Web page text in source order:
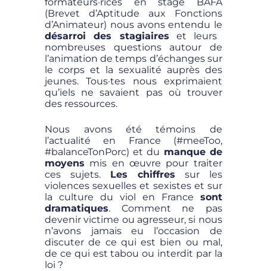
(Brevet d’Aptitude aux Fonctions
d’Animateur) nous avons entendu le
désarroi des stagiaires et leurs
nombreuses questions autour de
l’animation de temps d’échanges sur
le corps et la sexualité auprès des
jeunes. Tous·tes nous exprimaient
qu’iels ne savaient pas où trouver
des ressources.
Nous avons été témoins de
l’actualité en France (#meeToo,
#balanceTonPorc) et du manque de
moyens mis en œuvre pour traiter
ces sujets. Les chiffres sur les
violences sexuelles et sexistes et sur
la culture du viol en France sont
dramatiques. Comment ne pas
devenir victime ou agresseur, si nous
n’avons jamais eu l’occasion de
discuter de ce qui est bien ou mal,
de ce qui est tabou ou interdit par la
loi ?